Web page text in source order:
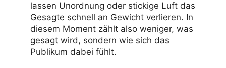
lassen Unord­nung oder stickige Luft das
Gesagte schnell an Gewicht verlieren. In
diesem Moment zählt also weniger, was
gesagt wird, sondern wie sich das
Publikum dabei fühlt.